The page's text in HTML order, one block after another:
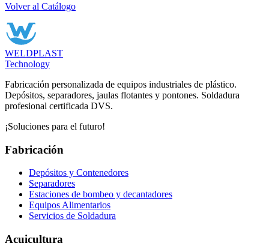
Volver al Catálogo
WELDPLAST
Technology
Fabricación personalizada de equipos industriales de plástico.
Depósitos, separadores, jaulas flotantes y pontones. Soldadura
profesional certificada DVS.
¡Soluciones para el futuro!
Fabricación
Depósitos y Contenedores
Separadores
Estaciones de bombeo y decantadores
Equipos Alimentarios
Servicios de Soldadura
Acuicultura